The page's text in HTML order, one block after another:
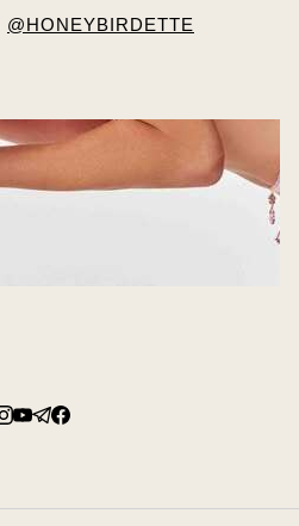
@HONEYBIRDETTE